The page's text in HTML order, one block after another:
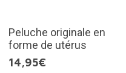
Peluche originale en
forme de utérus
14,95€